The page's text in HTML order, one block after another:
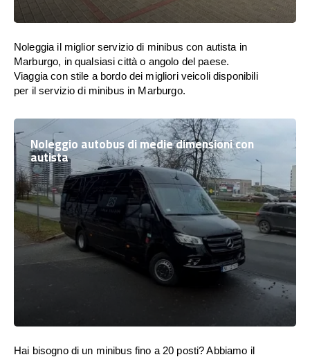
Noleggia il miglior servizio di minibus con autista in
Marburgo, in qualsiasi città o angolo del paese.
Viaggia con stile a bordo dei migliori veicoli disponibili
per il servizio di minibus in Marburgo.
Noleggio autobus di medie dimensioni con
autista
Hai bisogno di un minibus fino a 20 posti? Abbiamo il